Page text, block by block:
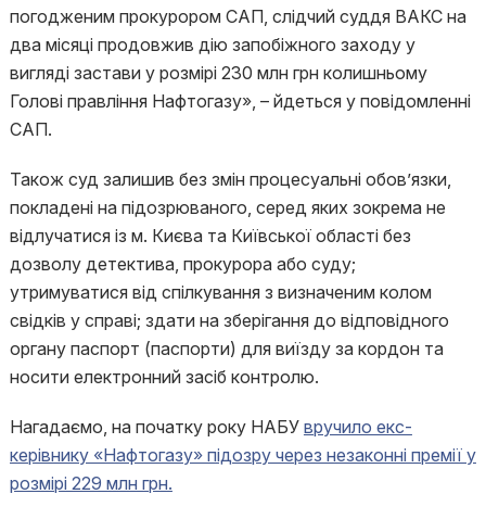
погодженим прокурором САП, слідчий суддя ВАКС на
два місяці продовжив дію запобіжного заходу у
вигляді застави у розмірі 230 млн грн колишньому
Голові правління Нафтогазу», – йдеться у повідомленні
САП.
Також суд залишив без змін процесуальні обов’язки,
покладені на підозрюваного, серед яких зокрема не
відлучатися із м. Києва та Київської області без
дозволу детектива, прокурора або суду;
утримуватися від спілкування з визначеним колом
свідків у справі; здати на зберігання до відповідного
органу паспорт (паспорти) для виїзду за кордон та
носити електронний засіб контролю.
Нагадаємо, на початку року НАБУ вручило екс-
керівнику «Нафтогазу» підозру через незаконні премії у
розмірі 229 млн грн.